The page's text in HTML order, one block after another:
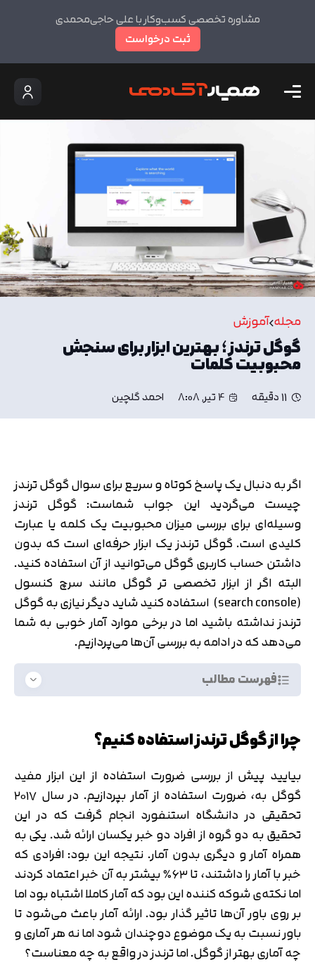
مشاوره تخصصی کسب‌وکار با علی حاجی‌محمدی
ثبت درخواست
مجله آموزش
گوگل ترندز ؛ بهترین ابزار برای سنجش
محبوبیت کلمات
11 دقیقه 4 تیر, 8:08 احمد گلچین
اگر به دنبال یک پاسخ کوتاه و سریع برای سوال گوگل ترندز
چیست می‌گردید این جواب شماست: گوگل ترندز
وسیله‌ای برای بررسی میزان محبوبیت یک کلمه یا عبارت
کلیدی است. گوگل ترندز یک ابزار حرفه‌ای است که بدون
داشتن حساب کاربری گوگل می‌توانید از آن استفاده کنید.
البته اگر از ابزار تخصصی ‌تر گوگل مانند سرچ کنسول
(search console) استفاده کنید شاید دیگر نیازی به گوگل
ترندز نداشته باشید اما در برخی موارد آمار خوبی به شما
می‌دهد که در ادامه به بررسی آن‌ها می‌پردازیم.
فهرست مطالب
چرا از گوگل ترندز استفاده کنیم؟
بیایید پیش از بررسی ضرورت استفاده از این ابزار مفید
گوگل به، ضرورت استفاده از آمار بپردازیم. در سال ۲۰۱۷
تحقیقی در دانشگاه استنفورد انجام گرفت که در این
تحقیق به دو گروه از افراد دو خبر یکسان ارائه شد. یکی به
همراه آمار و دیگری بدون آمار. نتیجه این بود: افرادی که
خبر با آمار را داشتند، تا ۶۳٪ بیشتر به آن خبر اعتماد کردند
اما نکته‌ی شوکه کننده این بود که آمار کاملا اشتباه بود اما
بر روی باور آن‌ها تاثیر گذار بود. ارائه آمار باعث می‌شود تا
باور نسبت به یک موضوع دوچندان شود اما نه هر آماری و
چه آماری بهتر از گوگل. اما ترندز در واقع به چه معناست؟